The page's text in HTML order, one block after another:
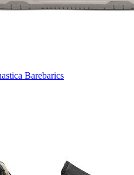
Barebarics